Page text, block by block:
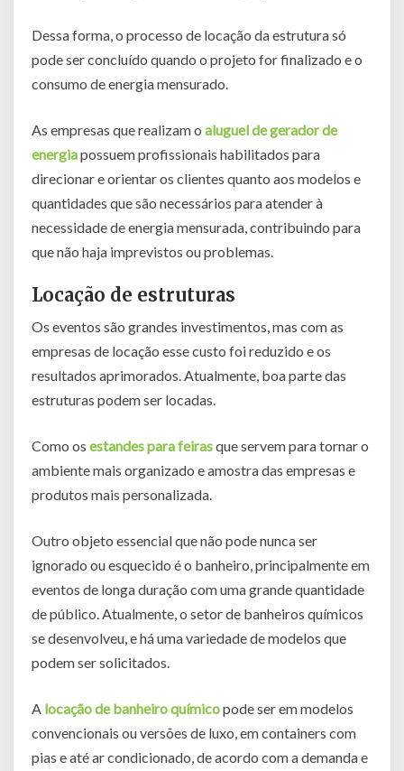
Dessa forma, o processo de locação da estrutura só
pode ser concluído quando o projeto for finalizado e o
consumo de energia mensurado.
As empresas que realizam o aluguel de gerador de
energiapossuem profissionais habilitados para
direcionar e orientar os clientes quanto aos modelos e
quantidades que são necessários para atender à
necessidade de energia mensurada, contribuindo para
que não haja imprevistos ou problemas.
Locação de estruturas
Os eventos são grandes investimentos, mas com as
empresas de locação esse custo foi reduzido e os
resultados aprimorados. Atualmente, boa parte das
estruturas podem ser locadas.
Como os estandes para feirasque servem para tornar o
ambiente mais organizado e amostra das empresas e
produtos mais personalizada.
Outro objeto essencial que não pode nunca ser
ignorado ou esquecido é o banheiro, principalmente em
eventos de longa duração com uma grande quantidade
de público. Atualmente, o setor de banheiros químicos
se desenvolveu, e há uma variedade de modelos que
podem ser solicitados.
A locação de banheiro químicopode ser em modelos
convencionais ou versões de luxo, em containers com
pias e até ar condicionado, de acordo com a demanda e